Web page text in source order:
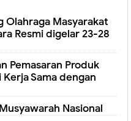
Olahraga Masyarakat
Resmi digelar 23-28
Pemasaran Produk
Sama dengan
Nasional